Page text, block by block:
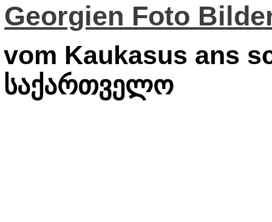
Georgien Foto
vom Kaukasus ans
საქართველო